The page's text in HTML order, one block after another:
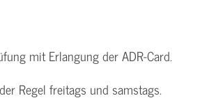
mit Erlangung der ADR-Card.
Regel freitags und samstags.